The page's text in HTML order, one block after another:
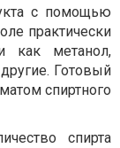
с помощью
практически
как метанол,
Готовый
спиртного
спирта